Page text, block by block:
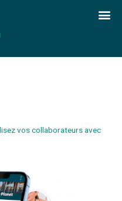
vos collaborateurs avec